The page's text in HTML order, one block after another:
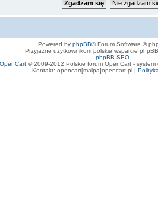
Powered by phpBB® Forum Software ©
Przyjazne użytkownikom polskie wsparcie
phpBB SEO
© 2009-2012 Polskie forum OpenCart - system
Kontakt: opencart[malpa]opencart.pl |